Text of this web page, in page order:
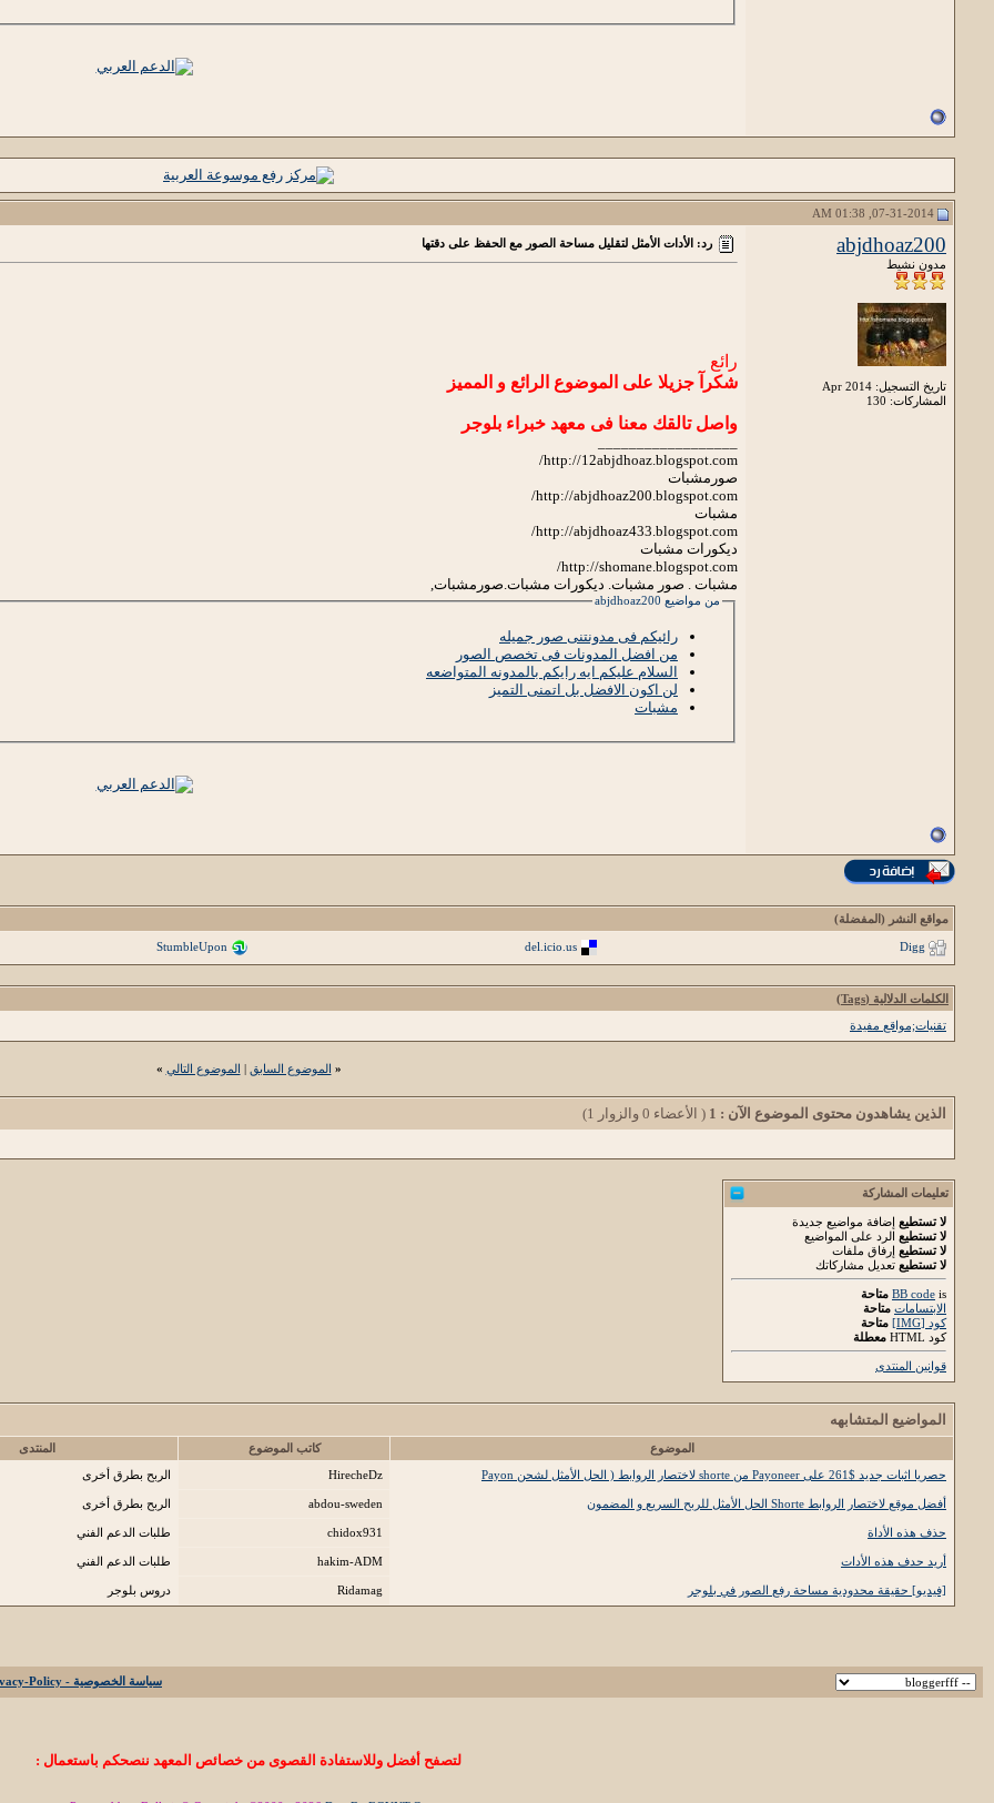
abjdhoaz200
مدون نشيط
تاريخ التسجيل: Apr 2014
المشاركات: 130
رد: الأدات الأمثل لتقليل مساحة الصور مع الحفظ على دقتها
رائع
شكرآ جزيلا على الموضوع الرائع و المميز
واصل تالقك معنا فى معهد خبراء بلوجر
http://12abjdhoaz.blogspot.com/
صورمشبات
http://abjdhoaz200.blogspot.com/
مشبات
http://abjdhoaz433.blogspot.com/
ديكورات مشبات
http://shomane.blogspot.com/
مشبات . صور مشبات. ديكورات مشبات.صورمشبات,
من مواضيع abjdhoaz200
رائيكم فى مدونتنى صور جميله
من افضل المدونات فى تخصص الصور
السلام عليكم ايه رايكم بالمدونه المتواضعه
لن اكون الافضل بل اتمنى التميز
مشبات
مواقع النشر (المفضلة)
Digg
del.icio.us
StumbleUpon
الكلمات الدلالية (Tags)
تقنيات;مواقع مفيدة
« الموضوع السابق | الموضوع التالي »
الذين يشاهدون محتوى الموضوع الآن : 1 ( الأعضاء 0 والزوار 1)
تعليمات المشاركة
لا تستطيع إضافة مواضيع جديدة
لا تستطيع الرد على المواضيع
لا تستطيع إرفاق ملفات
لا تستطيع تعديل مشاركاتك
BB code is
متاحة
الابتسامات متاحة
كود [IMG]
متاحة
كود HTML
معطلة
قوانين المنتدى
المواضيع المتشابهه
الموضوع كاتب الموضوع المنتدى
حصريا اثبات جديد $261 على Payoneer من shorte لاختصار الروابط ( الحل الأمثل لشحن Payon
HirecheDz الربح بطرق أخرى
أفضل موقع لاختصار الروابط Shorte الحل الأمثل للربح السريع و المضمون abdou-sweden الربح بطرق أخرى
حذف هذه الأداة chidox931 طلبات الدعم الفني
أريد حدف هذه الأدات hakim-ADM طلبات الدعم الفني
[فيديو] حقيقة محدودية مساحة رفع الصور في بلوجر Ridamag دروس بلوجر
سياسة الخصوصية - Privacy-Policy
لتصفح أفضل وللاستفادة القصوى من خصائص المعهد ننصحكم باستعمال :